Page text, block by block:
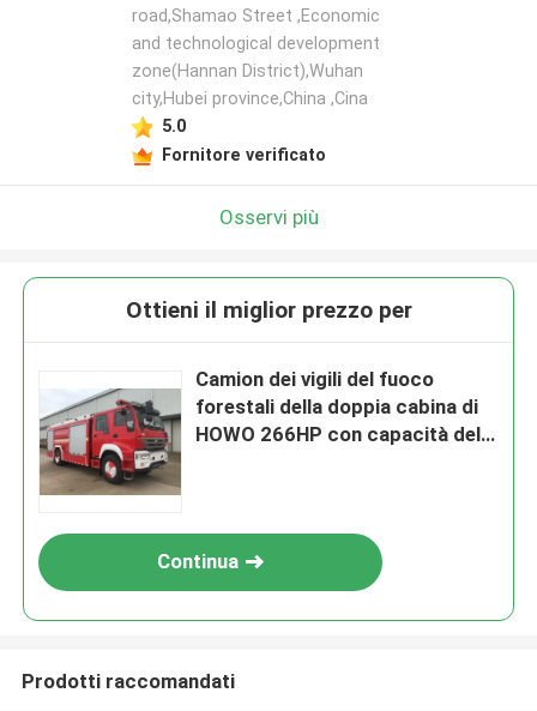
road,Shamao Street ,Economic
and technological development
zone(Hannan District),Wuhan
city,Hubei province,China ,Cina
5.0
Fornitore verificato
Osservi più
Ottieni il miglior prezzo per
Camion dei vigili del fuoco
forestali della doppia cabina di
HOWO 266HP con capacità della
Continua
Prodotti raccomandati